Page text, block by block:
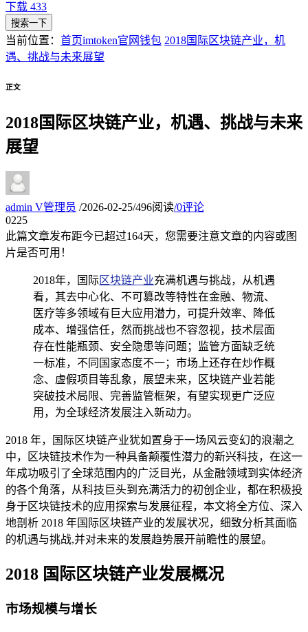
下载 433
搜索一下
当前位置： 首页imtoken官网钱包 2018国际区块链产业，机
遇、挑战与未来展望
正文
2018国际区块链产业，机遇、挑战与未来
展望
admin V管理员 /2026-02-25/496阅读/0评论
0225
此篇文章发布距今已超过164天，您需要注意文章的内容或图
片是否可用！
2018年，国际区块链产业充满机遇与挑战，从机遇
看，其去中心化、不可篡改等特性在金融、物流、
医疗等多领域有巨大应用潜力，可提升效率、降低
成本、增强信任，然而挑战也不容忽视，技术层面
存在性能瓶颈、安全隐患等问题；监管方面缺乏统
一标准，不同国家态度不一；市场上还存在炒作概
念、虚假项目等乱象，展望未来，区块链产业若能
突破技术局限、完善监管框架，有望实现更广泛应
用，为全球经济发展注入新动力。
2018 年，国际区块链产业犹如置身于一场风云变幻的浪潮之
中，区块链技术作为一种具备颠覆性潜力的新兴科技，在这一
年成功吸引了全球范围内的广泛目光，从金融领域到实体经济
的各个角落，从科技巨头到充满活力的初创企业，都在积极投
身于区块链技术的应用探索与发展征程，本文将全方位、深入
地剖析 2018 年国际区块链产业的发展状况，细致分析其面临
的机遇与挑战,并对未来的发展趋势展开前瞻性的展望。
2018 国际区块链产业发展概况
市场规模与增长